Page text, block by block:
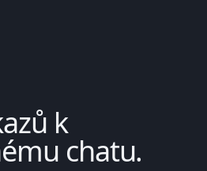
k
chatu.